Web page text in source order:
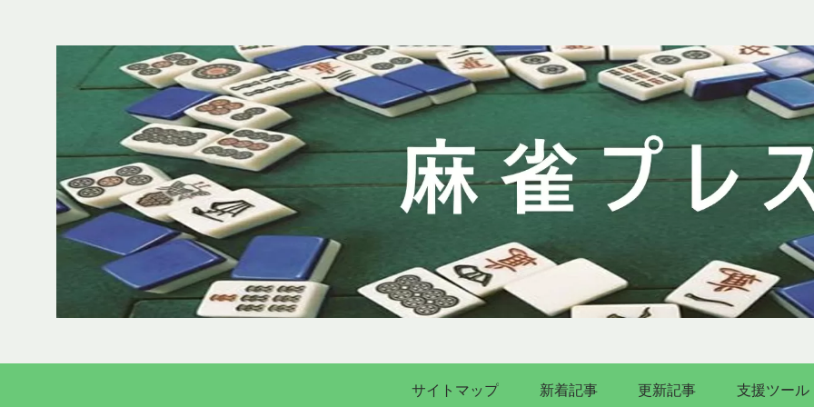
サイトマップ 新着記事 更新記事 支援ツール